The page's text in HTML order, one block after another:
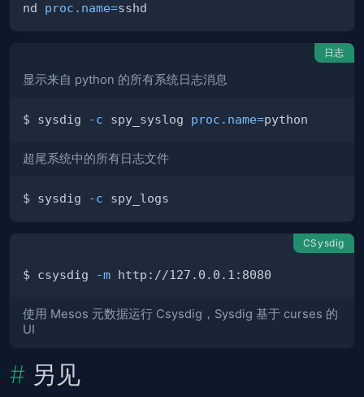
nd proc.name=
日志
显示来自 python 的所有系统日志消息
$ sysdig -c spy_syslog proc.name=
超尾系统中的所有日志文件
$ sysdig -c
CSysdig
$ csysdig -m
使用 Mesos 元数据运行 Csysdig，Sysdig 基于 curses 的
UI
另见